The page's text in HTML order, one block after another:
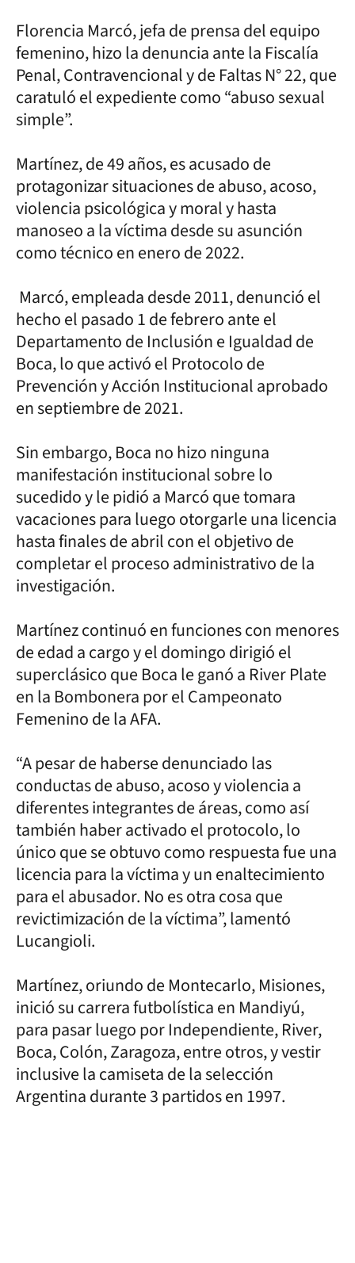
Florencia Marcó, jefa de prensa del equipo
femenino, hizo la denuncia ante la Fiscalía
Penal, Contravencional y de Faltas N° 22, que
caratuló el expediente como “abuso sexual
simple”.
Martínez, de 49 años, es acusado de
protagonizar situaciones de abuso, acoso,
violencia psicológica y moral y hasta
manoseo a la víctima desde su asunción
como técnico en enero de 2022.
Marcó, empleada desde 2011, denunció el
hecho el pasado 1 de febrero ante el
Departamento de Inclusión e Igualdad de
Boca, lo que activó el Protocolo de
Prevención y Acción Institucional aprobado
en septiembre de 2021.
Sin embargo, Boca no hizo ninguna
manifestación institucional sobre lo
sucedido y le pidió a Marcó que tomara
vacaciones para luego otorgarle una licencia
hasta finales de abril con el objetivo de
completar el proceso administrativo de la
investigación.
Martínez continuó en funciones con menores
de edad a cargo y el domingo dirigió el
superclásico que Boca le ganó a River Plate
en la Bombonera por el Campeonato
Femenino de la AFA.
“A pesar de haberse denunciado las
conductas de abuso, acoso y violencia a
diferentes integrantes de áreas, como así
también haber activado el protocolo, lo
único que se obtuvo como respuesta fue una
licencia para la víctima y un enaltecimiento
para el abusador. No es otra cosa que
revictimización de la víctima”, lamentó
Lucangioli.
Martínez, oriundo de Montecarlo, Misiones,
inició su carrera futbolística en Mandiyú,
para pasar luego por Independiente, River,
Boca, Colón, Zaragoza, entre otros, y vestir
inclusive la camiseta de la selección
Argentina durante 3 partidos en 1997.